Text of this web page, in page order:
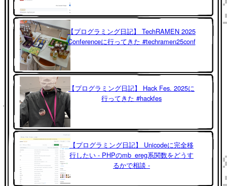
【プログラミング日記】 TechRAMEN 2025
Conferenceに行ってきた #techramen25conf
【プログラミング日記】 Hack Fes. 2025に
行ってきた #hackfes
【プログラミング日記】 Unicodeに完全移
行したい - PHPのmb_ereg系関数をどうす
るかで相談 -